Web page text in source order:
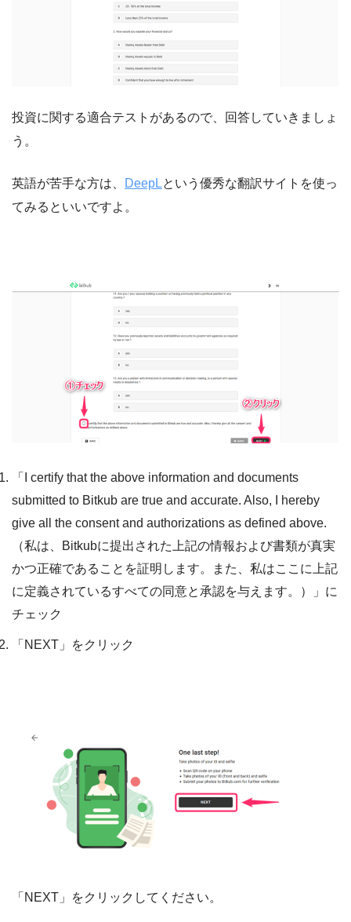
投資に関する適合テストがあるので、回答していきましょ
う。
英語が苦手な方は、 DeepLという優秀な翻訳サイトを使っ
てみるといいですよ。
「I certify that the above information and documents
submitted to Bitkub are true and accurate. Also, I hereby
give all the consent and authorizations as defined above.
（私は、Bitkubに提出された上記の情報および書類が真実
かつ正確であることを証明します。また、私はここに上記
に定義されているすべての同意と承認を与えます。）」に
チェック
「NEXT」をクリック
「NEXT」をクリックしてください。